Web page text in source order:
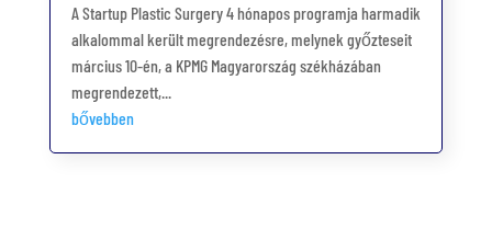
A Startup Plastic Surgery 4 hónapos programja harmadik
alkalommal került megrendezésre, melynek győzteseit
március 10-én, a KPMG Magyarország székházában
megrendezett,...
bővebben